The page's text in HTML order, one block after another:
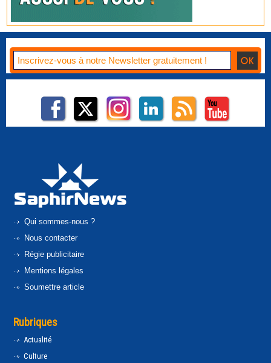
Qui sommes-nous ?
Nous contacter
Régie publicitaire
Mentions légales
Soumettre article
Rubriques
Actualité
Culture